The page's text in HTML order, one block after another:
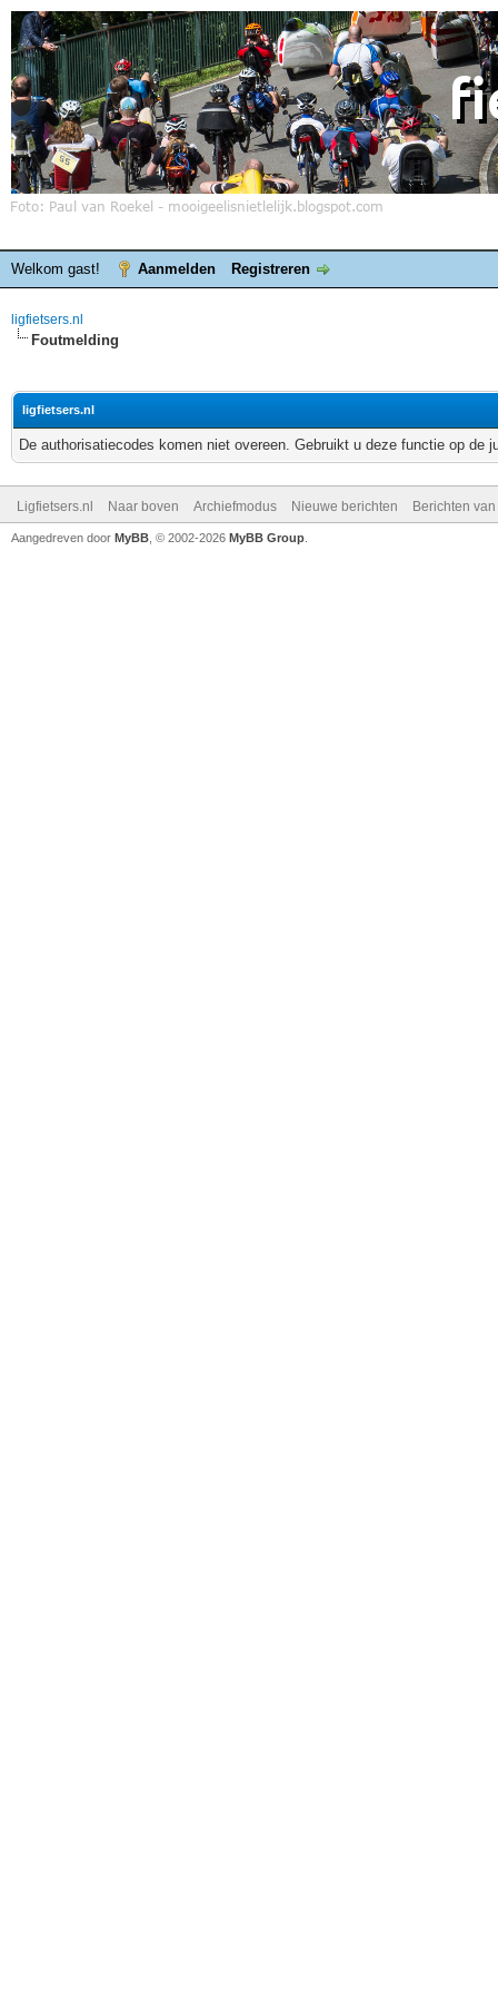
Welkom gast! Aanmelden Registreren
ligfietsers.nl
Foutmelding
ligfietsers.nl
De authorisatiecodes komen niet overeen. Gebruikt u deze functie op de
Ligfietsers.nl Naar boven Archiefmodus Nieuwe berichten Berichten
Aangedreven door MyBB , © 2002-2026 MyBB Group